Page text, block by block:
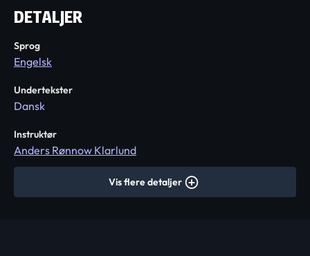
DETALJER
Sprog
Engelsk
Undertekster
Dansk
Instruktør
Anders Rønnow Klarlund
Vis flere detaljer